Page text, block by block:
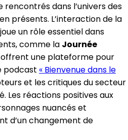
dans l’univers des
présents. L’interaction de la
un rôle essentiel dans
comme la Journée
offrent une plateforme pour
podcast « Bienvenue dans le
et les critiques du secteur
réactions positives aux
nuancés et
d’un changement de